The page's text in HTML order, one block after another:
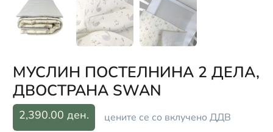
МУСЛИН ПОСТЕЛНИНА 2 ДЕЛА,
ДВОСТРАНА SWAN
2,390.00 ден. цените се со вклучено ДДВ